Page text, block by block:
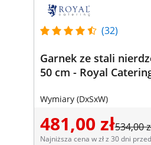
(32)
Garnek ze stali
50 cm - Royal
Wymiary (DxSxW)
481,00 zł534,00
Najniższa cena w zł z 30 dni